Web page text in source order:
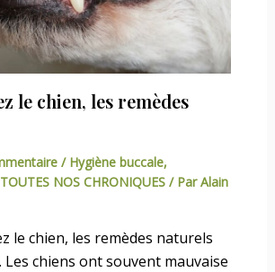
le chien, les remèdes
/ Hygiène buccale,
TOUTES NOS CHRONIQUES/ ParAlain
le chien, les remèdes naturels
Les chiens ont souvent mauvaise